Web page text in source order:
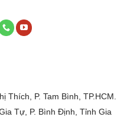
Thích, P. Tam Bình, TP.HCM.
Tự, P. Bình Định, Tỉnh Gia